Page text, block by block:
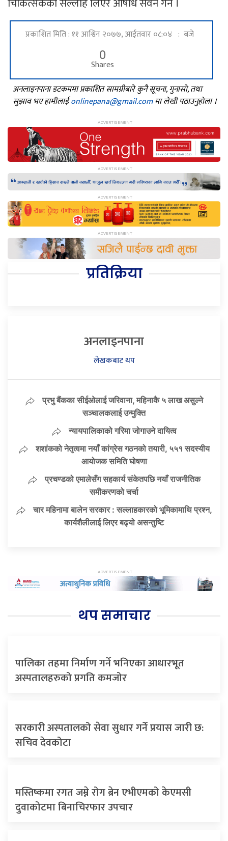
प्रकाशित मिति : ११ आश्विन २०७७, आईतवार ०८:०४ : बजे
0
Shares
अनलाइनपाना डटकममा प्रकाशित सामग्रीबारे कुनै सूचना, गुनासो, तथा
सुझाव भए हामीलाईonlinepana@gmail.comमा लेखी पठाउनुहोला ।
प्रतिक्रिया
अनलाइनपाना
लेखकबाट थप
प्रभु बैंकका सीईओलाई जरिवाना, महिनाकै ५ लाख असुल्ने
सञ्चालकलाई उन्मुक्ति
न्यायपालिकाको गरिमा जोगाउने दायित्व
शशांकको नेतृत्वमा नयाँ कांग्रेस गठनको तयारी, ५५१ सदस्यीय
आयोजक समिति घोषणा
प्रचण्डको एमालेसँग सहकार्य संकेतपछि नयाँ राजनीतिक
समीकरणको चर्चा
चार महिनामा बालेन सरकार : सल्लाहकारको भूमिकामाथि प्रश्न,
कार्यशैलीलाई लिएर बढ्यो असन्तुष्टि
थप समाचार
पालिका तहमा निर्माण गर्ने भनिएका आधारभूत
अस्पतालहरुको प्रगति कमजोर
सरकारी अस्पतालको सेवा सुधार गर्ने प्रयास जारी छ:
सचिव देवकोटा
मस्तिष्कमा रगत जम्ने रोग ब्रेन एभीएमको केएमसी
दुवाकोटमा बिनाचिरफार उपचार